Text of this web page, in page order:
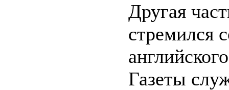
Другая
стремился
Газеты